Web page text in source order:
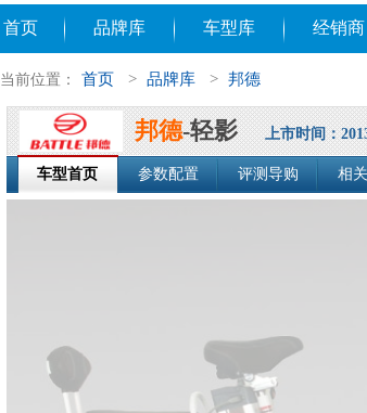
首页 品牌库 车型库 经销商
当前位置： 首页 > 品牌库 > 邦德
邦德-轻影 上市时间：
车型首页 参数配置 评测导购 相